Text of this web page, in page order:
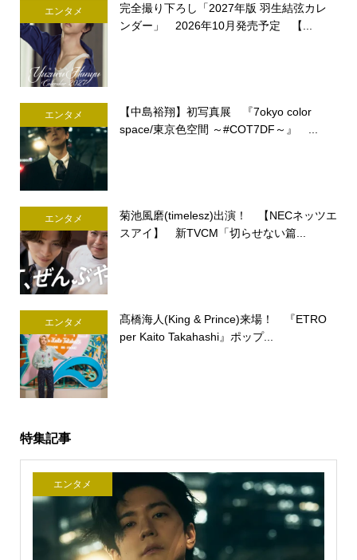
エンタメ
完全撮り下ろし「2027年版 羽生結弦カレ
ンダー」 2026年10月発売予定 【...
エンタメ
【中島裕翔】初写真展 『7okyo color
space/東京色空間 ～#COT7DF～』 ...
エンタメ
菊池風磨(timelesz)出演！ 【NECネッツエ
スアイ】 新TVCM「切らせない篇...
エンタメ
髙橋海人(King & Prince)来場！ 『ETRO
per Kaito Takahashi』ポップ...
特集記事
エンタメ